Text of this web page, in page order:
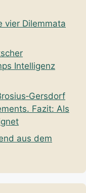
vier Dilemmata
Intelligenz
Fazit: Als
aus dem